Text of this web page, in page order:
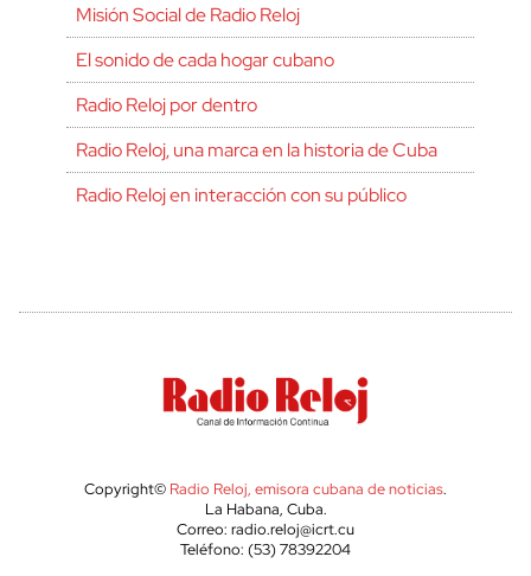
Misión Social de Radio Reloj
El sonido de cada hogar cubano
Radio Reloj por dentro
Radio Reloj, una marca en la historia de Cuba
Radio Reloj en interacción con su público
Copyright© Radio Reloj, emisora cubana de noticias.
La Habana, Cuba.
Correo: radio.reloj@icrt.cu
Teléfono: (53) 78392204